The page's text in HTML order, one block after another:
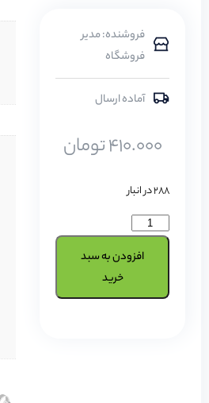
فروشنده: مدیر
فروشگاه
آماده ارسال
410.000تومان
288 در انبار
افزودن به سبد
خرید